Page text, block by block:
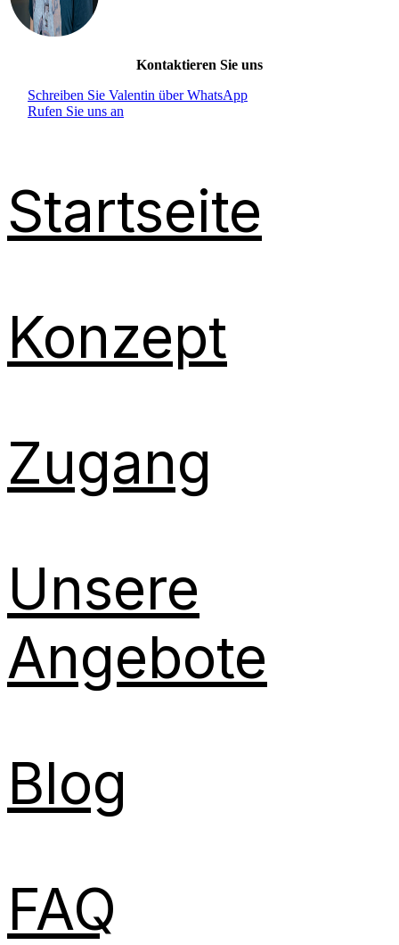
Kontaktieren Sie uns
Schreiben Sie Valentin über WhatsApp
Rufen Sie uns an
Startseite
Konzept
Zugang
Unsere
Angebote
Blog
FAQ